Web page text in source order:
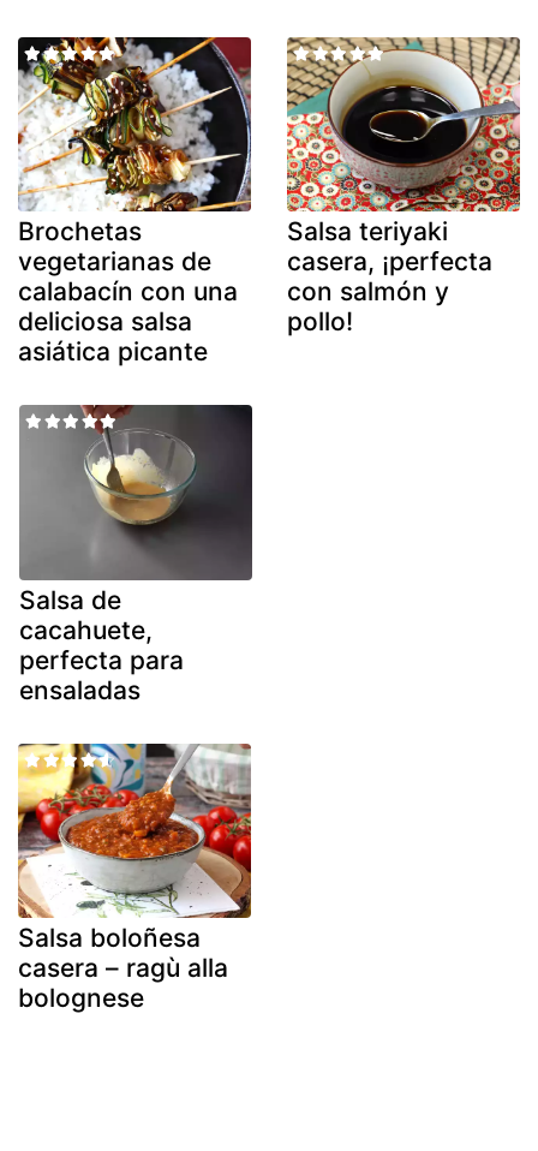
Brochetas
vegetarianas de
calabacín con una
deliciosa salsa
asiática picante
Salsa teriyaki
casera, ¡perfecta
con salmón y
pollo!
Salsa de
cacahuete,
perfecta para
ensaladas
Salsa boloñesa
casera – ragù alla
bolognese